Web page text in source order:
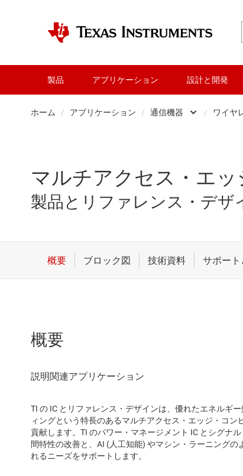
製品 アプリケーション 設計と開発
ホーム / アプリケーション / 通信機器 / ワイヤ
マルチアクセス・エ
製品とリファレンス・デザ
概要
TI の IC とリファレンス・デザインは、優れたエネルギ
ィングという特長のあるマルチアクセス・エッジ・コン
貢献します。TI のパワー・マネージメント IC とシグナ
間特性の改善と、AI (人工知能) やマシン・ラーニング
れるニーズをサポートします。